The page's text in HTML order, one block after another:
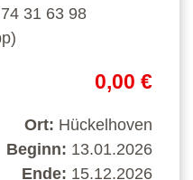
31 63 98
0,00 €
Ort: Hückelhoven
Beginn: 13.01.2026
Ende: 15.12.2026